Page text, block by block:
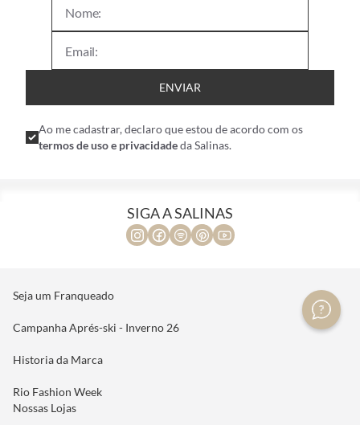
ENVIAR
Ao me cadastrar, declaro que estou de acordo com os
termos de uso e privacidadeda Salinas.
SIGA A SALINAS
Seja um Franqueado
Campanha Aprés-ski - Inverno 26
Historia da Marca
Rio Fashion Week
Nossas Lojas